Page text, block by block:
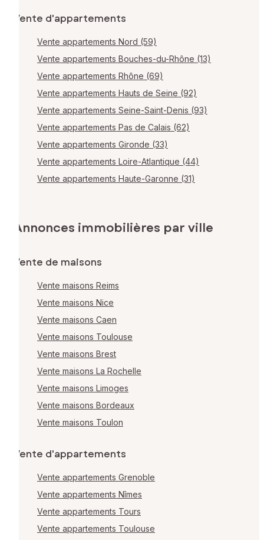
Vente d'appartements
Vente appartements Nord (59)
Vente appartements Bouches-du-Rhône (13)
Vente appartements Rhône (69)
Vente appartements Hauts de Seine (92)
Vente appartements Seine-Saint-Denis (93)
Vente appartements Pas de Calais (62)
Vente appartements Gironde (33)
Vente appartements Loire-Atlantique (44)
Vente appartements Haute-Garonne (31)
Annonces immobilières par ville
Vente de maisons
Vente maisons Reims
Vente maisons Nice
Vente maisons Caen
Vente maisons Toulouse
Vente maisons Brest
Vente maisons La Rochelle
Vente maisons Limoges
Vente maisons Bordeaux
Vente maisons Toulon
Vente d'appartements
Vente appartements Grenoble
Vente appartements Nîmes
Vente appartements Tours
Vente appartements Toulouse